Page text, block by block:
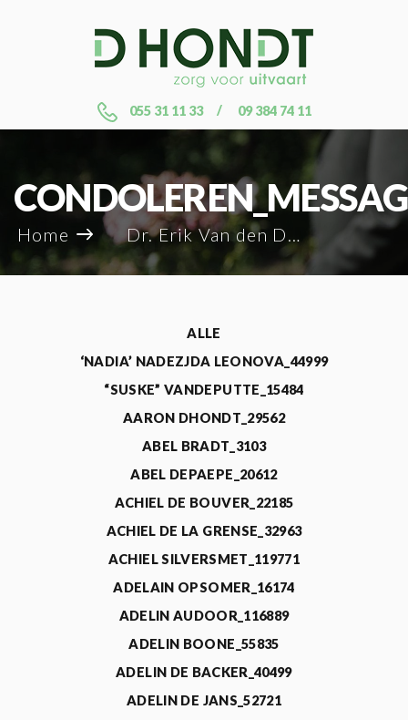
055 31 11 33 09 384 74 11
Home Dr. Erik Van den Dooren_106621
ALLE
‘NADIA’ NADEZJDA LEONOVA_44999
“SUSKE” VANDEPUTTE_15484
AARON DHONDT_29562
ABEL BRADT_3103
ABEL DEPAEPE_20612
ACHIEL DE BOUVER_22185
ACHIEL DE LA GRENSE_32963
ACHIEL SILVERSMET_119771
ADELAIN OPSOMER_16174
ADELIN AUDOOR_116889
ADELIN BOONE_55835
ADELIN DE BACKER_40499
ADELIN DE JANS_52721